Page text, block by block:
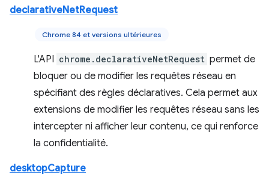
declarativeNetRequest
Chrome 84 et versions ultérieures
L'API chrome.declarativeNetRequest permet de
bloquer ou de modifier les requêtes réseau en
spécifiant des règles déclaratives. Cela permet aux
extensions de modifier les requêtes réseau sans les
intercepter ni afficher leur contenu, ce qui renforce
la confidentialité.
desktopCapture